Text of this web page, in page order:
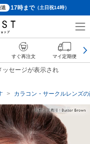
送 17時まで（土日祝14時）
ッセージが表示され
カラコン・サークルレンズ
すぐ再注文 マイ定期便